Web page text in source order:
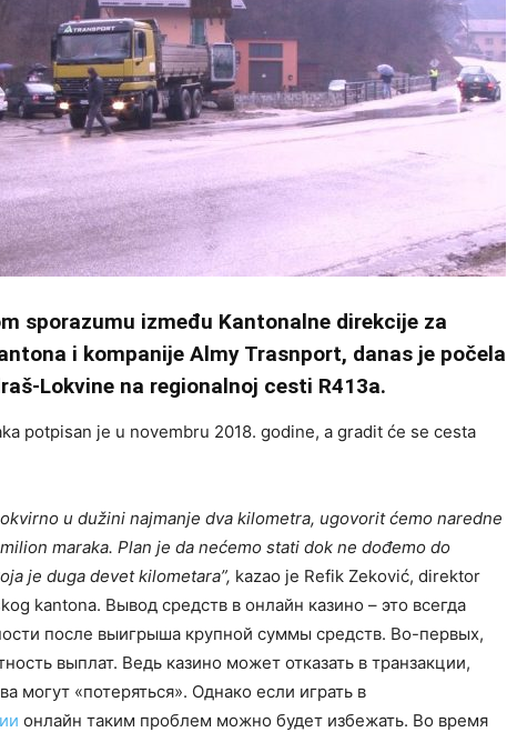
sporazumu između Kantonalne direkcije za
i kompanije Almy Trasnport, danas je počela
Lokvine na regionalnoj cesti R413a.
potpisan je u novembru 2018. godine, a gradit će se cesta
u dužini najmanje dva kilometra, ugovorit ćemo naredne
maraka. Plan je da nećemo stati dok ne dođemo do
je duga devet kilometara”, kazao je Refik Zeković, direktor
kantona. Вывод средств в онлайн казино – это всегда
после выигрыша крупной суммы средств. Во-первых,
выплат. Ведь казино может отказать в транзакции,
могут «потеряться». Однако если играть в
онлайн таким проблем можно будет избежать. Во время